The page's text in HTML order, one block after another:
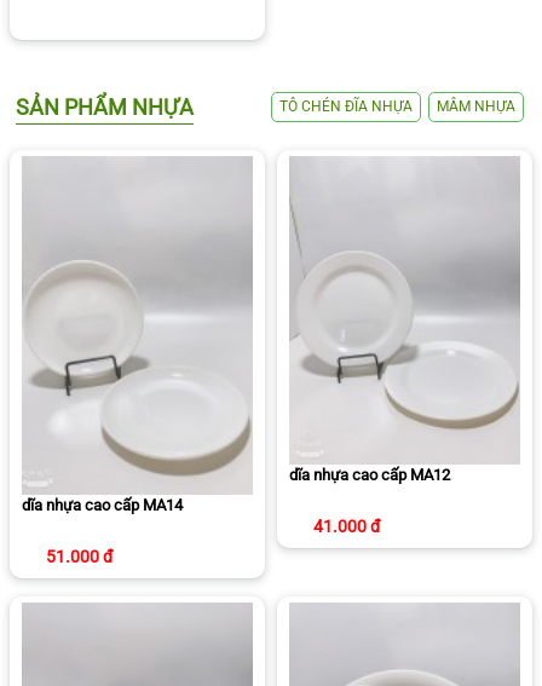
SẢN PHẨM NHỰA TÔ CHÉN ĐĨA NHỰA MÂM NHỰA
dĩa nhựa cao cấp MA14
51.000 đ
dĩa nhựa cao cấp MA12
41.000 đ